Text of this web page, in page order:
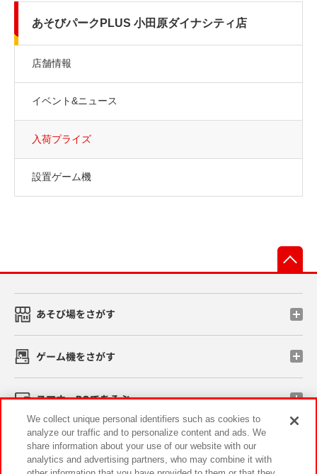
あそびパークPLUS 小田原ダイナシティ店
店舗情報
イベント&ニュース
入荷プライズ
設置ゲーム機
あそび場をさがす
ゲーム機をさがす
スマホ・PCであそぶ
イベント・キャンペーン
We collect unique personal identifiers such as cookies to
analyze our traffic and to personalize content and ads. We
share information about your use of our website with our
analytics and advertising partners, who may combine it with